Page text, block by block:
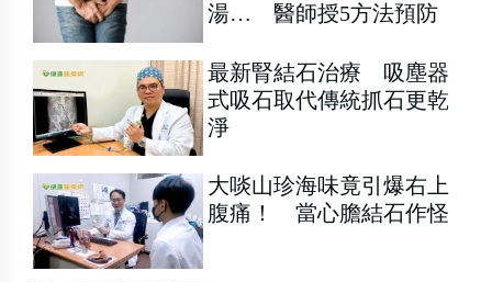
湯… 醫師授5方法預防
最新腎結石治療 吸塵器
式吸石取代傳統抓石更乾
淨
大啖山珍海味竟引爆右上
腹痛！ 當心膽結石作怪